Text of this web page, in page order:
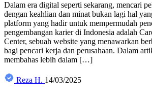
Dalam era digital seperti sekarang, mencari
dengan keahlian dan minat bukan lagi hal
platform yang hadir untuk mempermudah
pengembangan karier di Indonesia adalah
Center, sebuah website yang menawarkan
bagi pencari kerja dan perusahaan. Dalam
membahas lebih dalam […]
Reza H. 14/03/2025